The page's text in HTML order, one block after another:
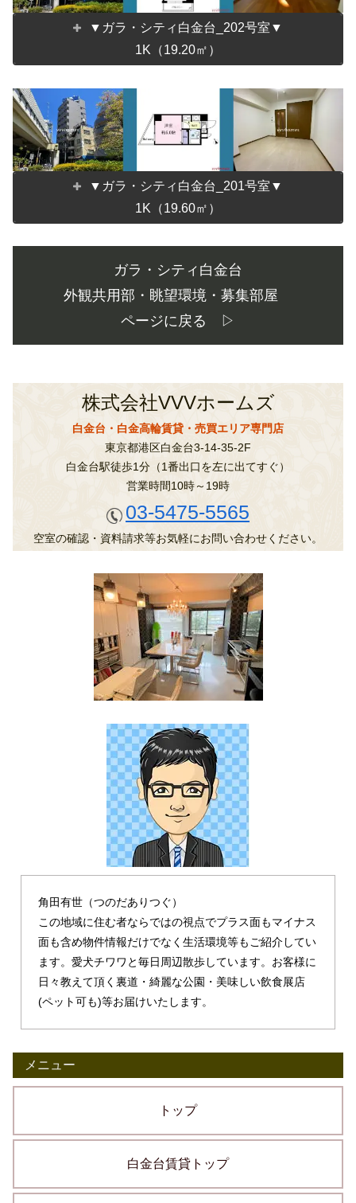
▼ガラ・シティ白金台_202号室▼
1K（19.20㎡）
▼ガラ・シティ白金台_201号室▼
1K（19.60㎡）
ガラ・シティ白金台
外観共用部・眺望環境・募集部屋
ページに戻る ▷
株式会社VVVホームズ
白金台・白金高輪賃貸・売買エリア専門店
東京都港区白金台3-14-35-2F
白金台駅徒歩1分（1番出口を左に出てすぐ）
営業時間10時～19時
03-5475-5565
空室の確認・資料請求等お気軽にお問い合わせください。
角田有世（つのだありつぐ）
この地域に住む者ならではの視点でプラス面もマイナス
面も含め物件情報だけでなく生活環境等もご紹介してい
ます。愛犬チワワと毎日周辺散歩しています。お客様に
日々教えて頂く裏道・綺麗な公園・美味しい飲食展店
(ペット可も)等お届けいたします。
メニュー
トップ
白金台賃貸トップ